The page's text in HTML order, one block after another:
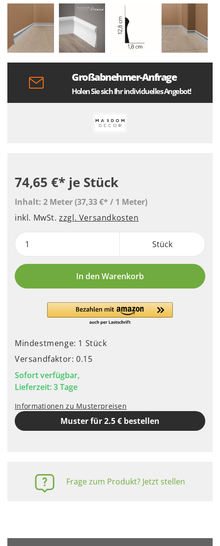
Großabnehmer-Anfrage
Holen Sie sich Ihr individuelles Angebot!
74,65 €* je Stück
Inhalt: 2 Meter(37,33 €* / 1 Meter)
inkl. MwSt.zzgl. Versandkosten
Stück
In den Warenkorb
Mindestmenge: 1 Stück
Versandfaktor: 0.15
Sofort verfügbar,
Lieferzeit: 3 Tage
Informationen zu Musterpreisen
Muster für 2.5 € bestellen
Frage zum Produkt? Jetzt stellen